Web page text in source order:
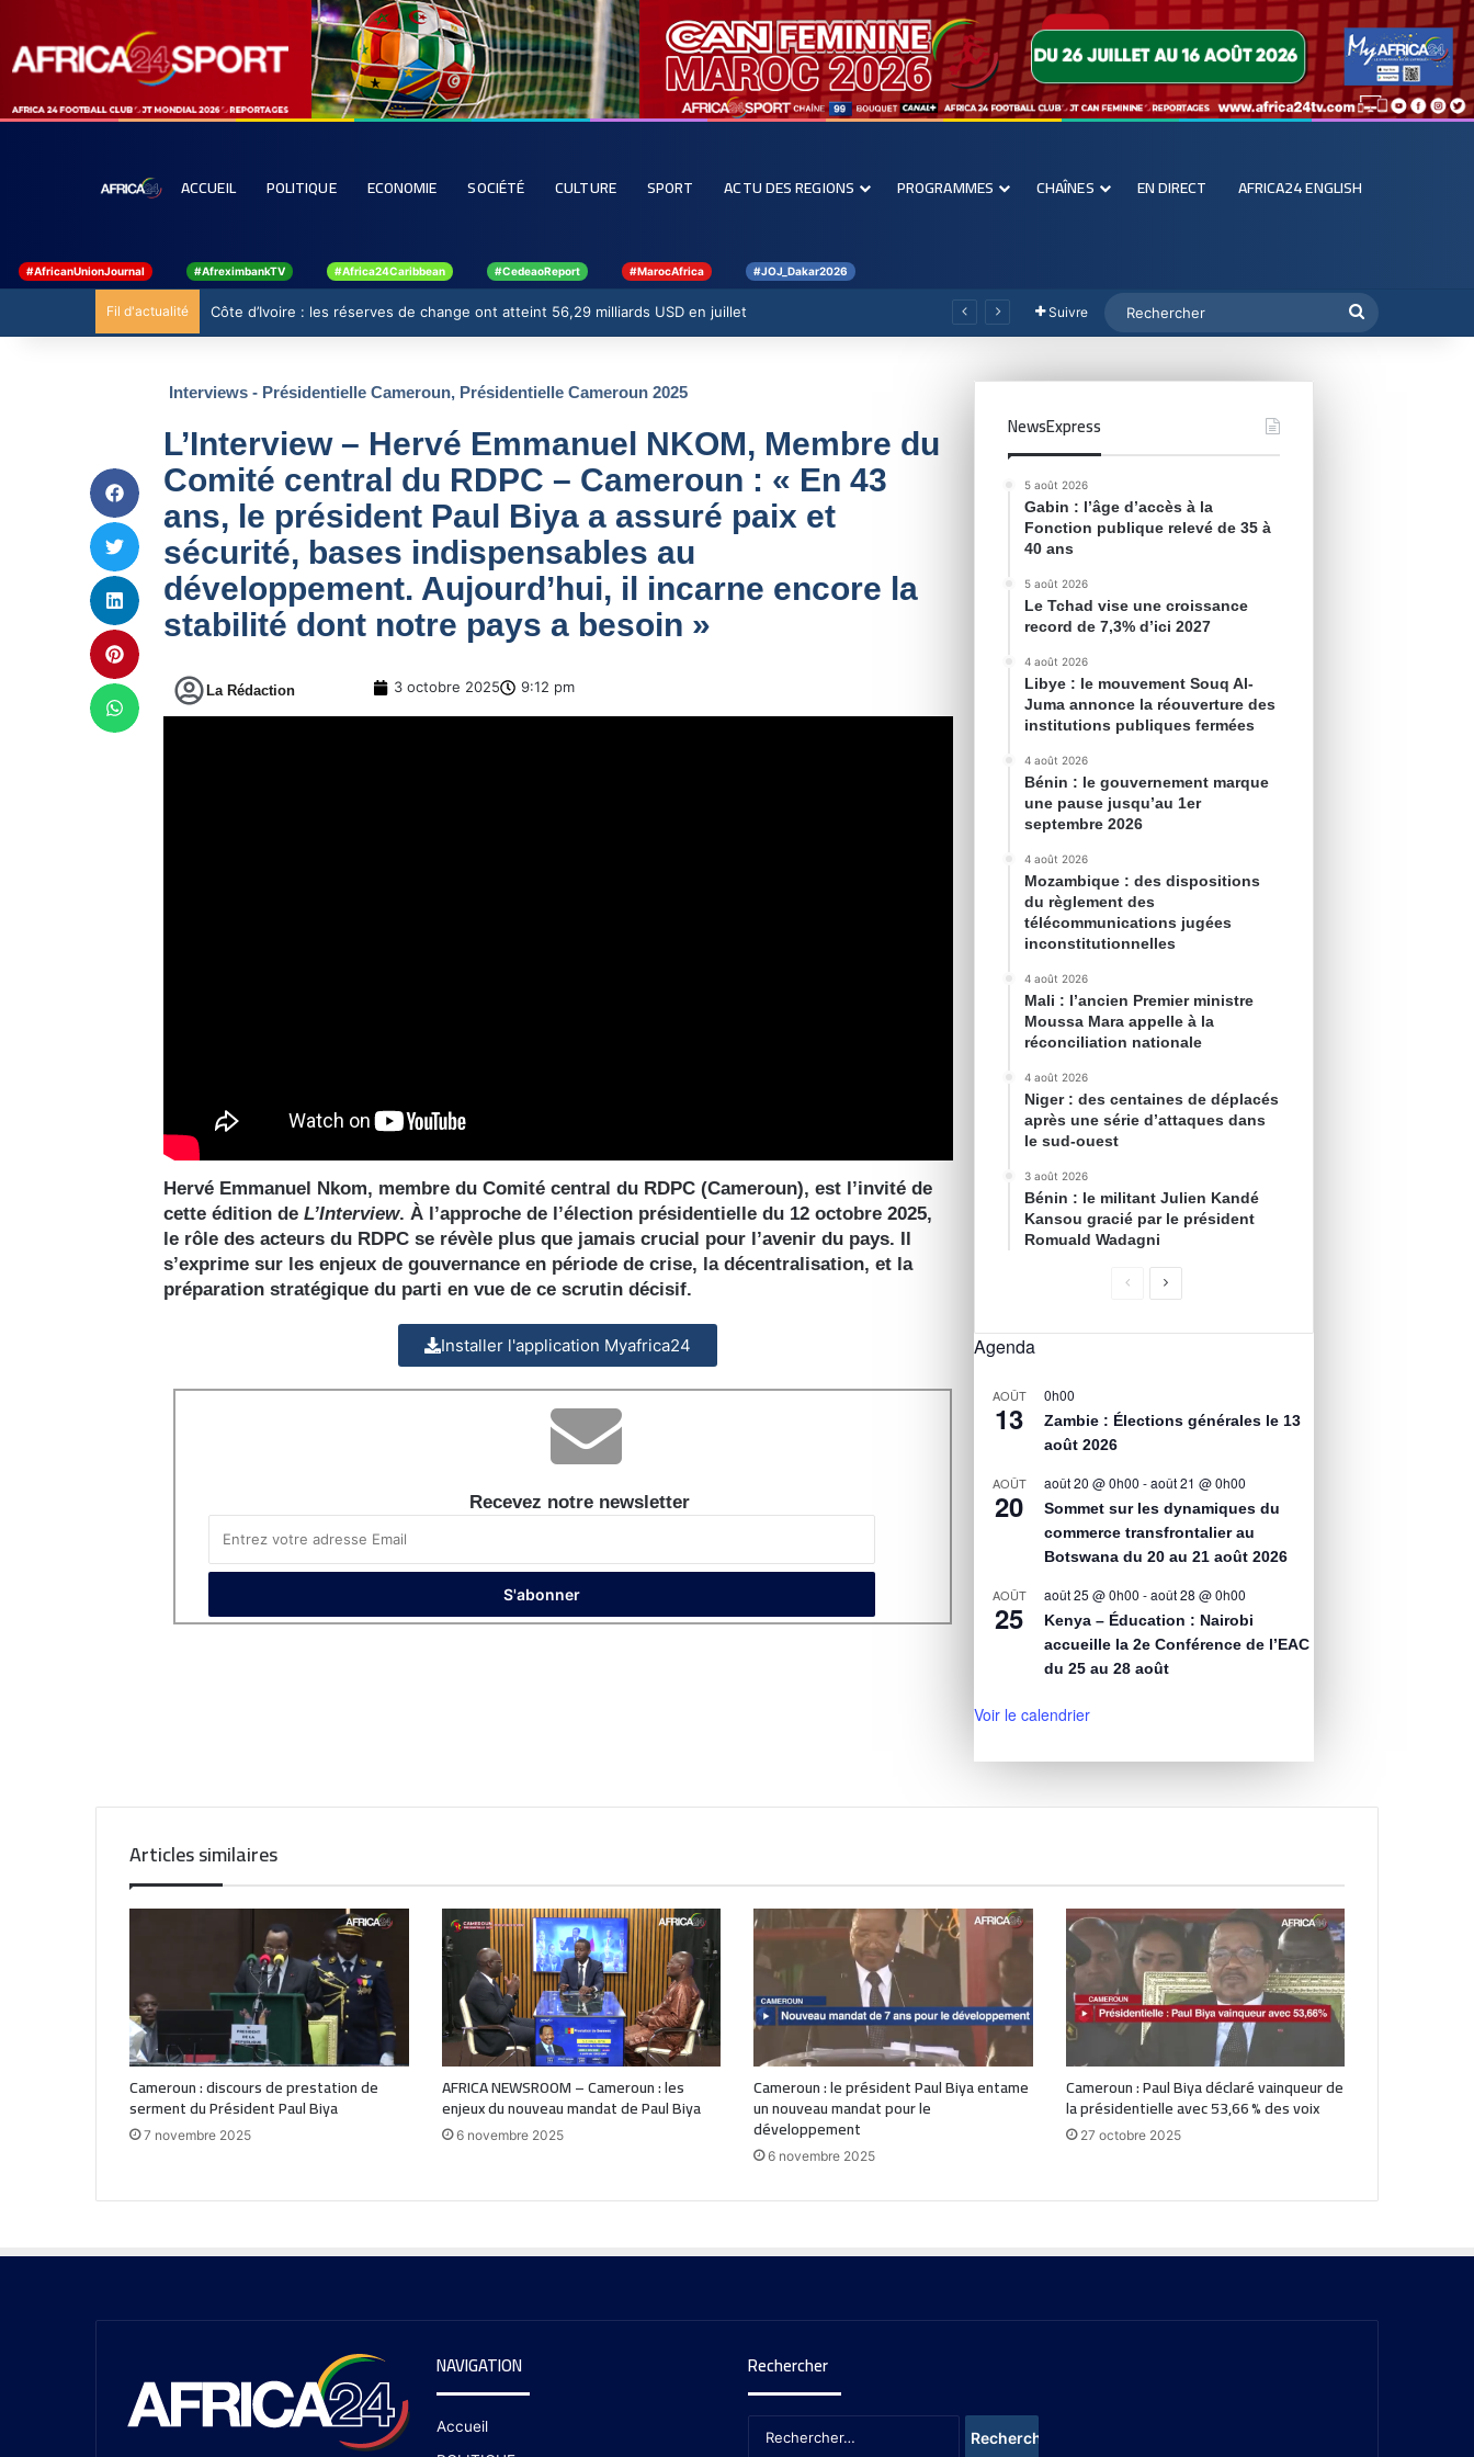
ACCUEIL POLITIQUE ECONOMIE SOCIÉTÉ CULTURE SPORT ACTU DES REGIONS PROGRAMMES CHAÎNES EN DIRECT AFRICA24 ENGLISH
#AfricanUnionJournal #AfreximbankTV #Africa24Caribbean #CedeaoReport #MarocAfrica #JOJ_Dakar2026
Fil d'actualité Côte d’Ivoire : les réserves de change ont atteint 56,29 milliards USD en juillet Suivre
Interviews - Présidentielle Cameroun, Présidentielle Cameroun 2025
L’Interview – Hervé Emmanuel NKOM, Membre du
Comité central du RDPC – Cameroun : « En 43
ans, le président Paul Biya a assuré paix et
sécurité, bases indispensables au
développement. Aujourd’hui, il incarne encore la
stabilité dont notre pays a besoin »
La Rédaction 3 octobre 2025 9:12 pm
Hervé Emmanuel Nkom, membre du Comité central du RDPC (Cameroun), est l’invité de
cette édition de L’Interview. À l’approche de l’élection présidentielle du 12 octobre 2025,
le rôle des acteurs du RDPC se révèle plus que jamais crucial pour l’avenir du pays. Il
s’exprime sur les enjeux de gouvernance en période de crise, la décentralisation, et la
préparation stratégique du parti en vue de ce scrutin décisif.
Installer l'application Myafrica24
Recevez notre newsletter
NewsExpress
5 août 2026
Gabin : l’âge d’accès à la
Fonction publique relevé de 35 à
40 ans
5 août 2026
Le Tchad vise une croissance
record de 7,3% d’ici 2027
4 août 2026
Libye : le mouvement Souq Al-
Juma annonce la réouverture des
institutions publiques fermées
4 août 2026
Bénin : le gouvernement marque
une pause jusqu’au 1er
septembre 2026
4 août 2026
Mozambique : des dispositions
du règlement des
télécommunications jugées
inconstitutionnelles
4 août 2026
Mali : l’ancien Premier ministre
Moussa Mara appelle à la
réconciliation nationale
4 août 2026
Niger : des centaines de déplacés
après une série d’attaques dans
le sud-ouest
3 août 2026
Bénin : le militant Julien Kandé
Kansou gracié par le président
Romuald Wadagni
Agenda
AOÛT
13
0h00
Zambie : Élections générales le 13
août 2026
AOÛT
20
août 20 @ 0h00 -août 21 @ 0h00
Sommet sur les dynamiques du
commerce transfrontalier au
Botswana du 20 au 21 août 2026
AOÛT
25
août 25 @ 0h00 -août 28 @ 0h00
Kenya – Éducation : Nairobi
accueille la 2e Conférence de l’EAC
du 25 au 28 août
Voir le calendrier
Articles similaires
Cameroun : discours de prestation de
serment du Président Paul Biya
7 novembre 2025
AFRICA NEWSROOM – Cameroun : les
enjeux du nouveau mandat de Paul Biya
6 novembre 2025
Cameroun : le président Paul Biya entame
un nouveau mandat pour le
développement
6 novembre 2025
Cameroun : Paul Biya déclaré vainqueur de
la présidentielle avec 53,66 % des voix
27 octobre 2025
NAVIGATION
Accueil
Rechercher